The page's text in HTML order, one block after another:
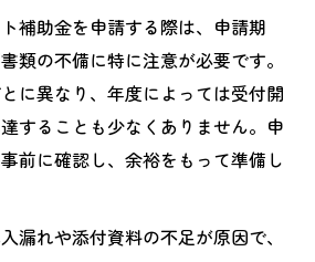
補助金を申請する際は、申請期
類の不備に特に注意が必要です。
に異なり、年度によっては受付開
することも少なくありません。申
前に確認し、余裕をもって準備し
漏れや添付資料の不足が原因で、